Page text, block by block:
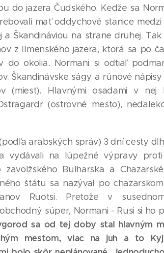
do jazera Čudského. Keďže sa
mať oddychové stanice medzi
Škandináviou na strane druhej. Tak
z Ilmenského jazera, ktorá sa po
do okolia. Normani si odtiaľ
Škandinávske ságy a rúnové
(miest). Hlavnými osadami v nej
(ostrovné mesto),
arabských správ) 3 dní cesty
na lúpežné výpravy proti
Bulharska a
štátu sa nazýval po
Ruotsi. Pretože v
súper, Normani - Rusi si ho
sa od tej doby stal hlavným
mestom, viac na juh a to